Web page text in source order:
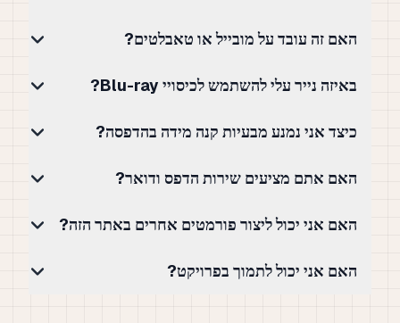
האם זה עובד על מובייל או טאבלטים?
באיזה נייר עלי להשתמש לכיסויי Blu-ray?
כיצד אני נמנע מבעיות קנה מידה בהדפסה?
האם אתם מציעים שירות הדפס ודואר?
האם אני יכול ליצור פורמטים אחרים באתר הזה?
האם אני יכול לתמוך בפרויקט?